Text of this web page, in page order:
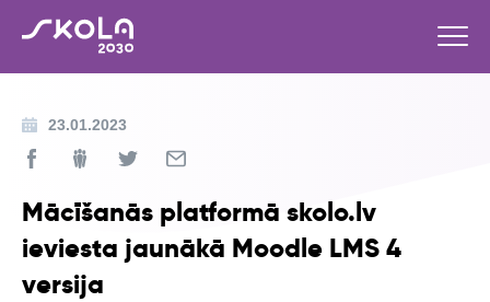
23.01.2023
Mācīšanās platformā skolo.lv
ieviesta jaunākā Moodle LMS 4
versija